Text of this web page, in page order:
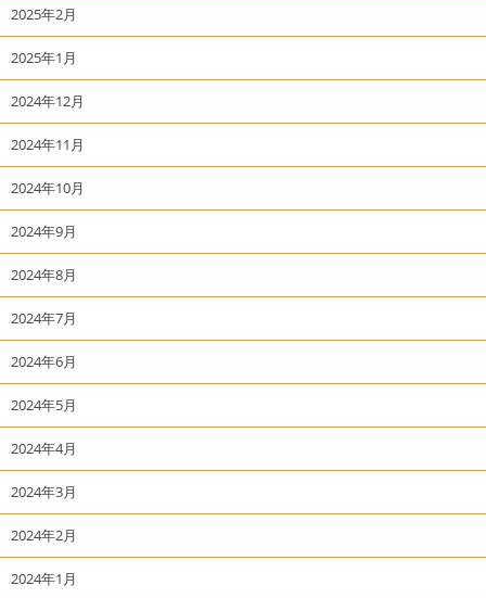
2025年2月
2025年1月
2024年12月
2024年11月
2024年10月
2024年9月
2024年8月
2024年7月
2024年6月
2024年5月
2024年4月
2024年3月
2024年2月
2024年1月